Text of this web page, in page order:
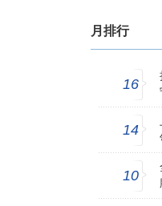
月排行
16
14
10